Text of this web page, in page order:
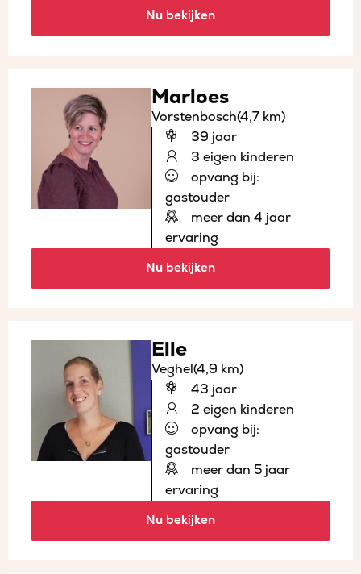
Nu bekijken
Marloes
Vorstenbosch(4,7 km)
39 jaar
3 eigen kinderen
opvang bij:
gastouder
meer dan 4 jaar
ervaring
Nu bekijken
Elle
Veghel(4,9 km)
43 jaar
2 eigen kinderen
opvang bij:
gastouder
meer dan 5 jaar
ervaring
Nu bekijken